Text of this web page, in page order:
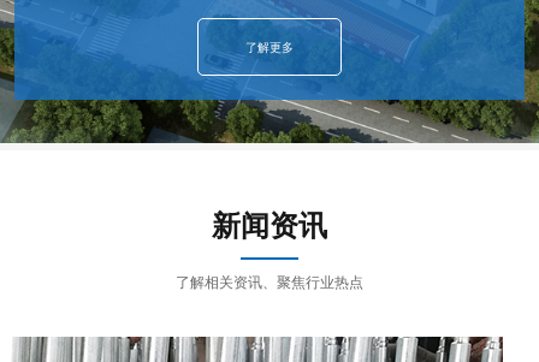
了解更多
新闻资讯
了解相关资讯、聚焦行业热点